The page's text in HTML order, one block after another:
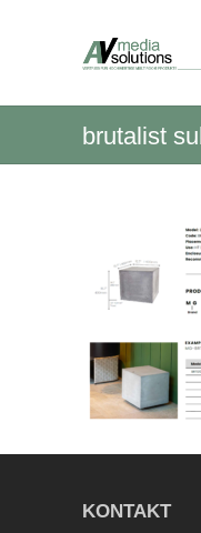
brutalist
KONTAKT